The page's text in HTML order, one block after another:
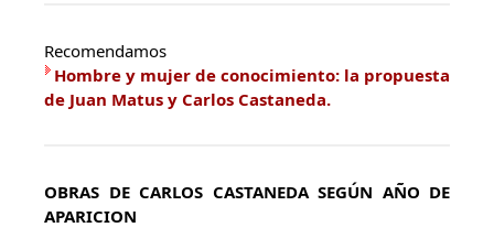
Recomendamos
Hombre y mujer de conocimiento: la propuesta
de Juan Matus y Carlos Castaneda.
OBRAS DE CARLOS CASTANEDA SEGÚN AÑO DE
APARICION